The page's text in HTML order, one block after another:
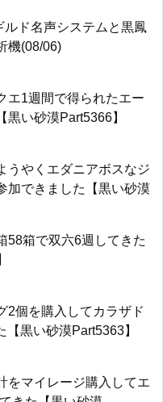
ルド名声システムと黒鳳
機(08/06)
エ1週間で得られたエー
黒い砂漠Part5366】
うやくエダニアボスなジ
加できました【黒い砂漠
58箱で双六6週してきた
2個を購入してカラザド
【黒い砂漠Part5363】
をマイレージ購入してエ